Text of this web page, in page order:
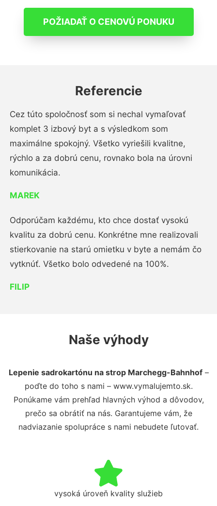
POŽIADAŤ O CENOVÚ PONUKU
Referencie
Cez túto spoločnosť som si nechal vymaľovať
komplet 3 izbový byt a s výsledkom som
maximálne spokojný. Všetko vyriešili kvalitne,
rýchlo a za dobrú cenu, rovnako bola na úrovni
komunikácia.
MAREK
Odporúčam každému, kto chce dostať vysokú
kvalitu za dobrú cenu. Konkrétne mne realizovali
stierkovanie na starú omietku v byte a nemám čo
vytknúť. Všetko bolo odvedené na 100%.
FILIP
Naše výhody
Lepenie sadrokartónu na strop Marchegg-Bahnhof–
poďte do toho s nami – www.vymalujemto.sk.
Ponúkame vám prehľad hlavných výhod a dôvodov,
prečo sa obrátiť na nás. Garantujeme vám, že
nadviazanie spolupráce s nami nebudete ľutovať.
vysoká úroveň kvality služieb